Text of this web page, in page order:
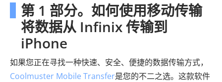
第 1 部分。如何使用移动传输
将数据从 Infinix 传输到
iPhone
如果您正在寻找一种快速、安全、便捷的数据传输方式，
Coolmuster Mobile Transfer是您的不二之选。这款软件